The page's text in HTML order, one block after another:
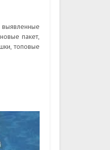
пакет,
топовые